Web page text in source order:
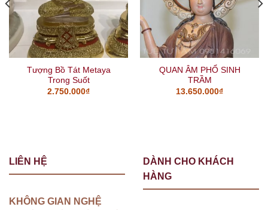
Tượng Bồ Tát Metaya
Trong Suốt
2.750.000₫
QUAN ÂM PHỔ SINH
TRẦM
13.650.000₫
LIÊN HỆ
KHÔNG GIAN NGHỆ
DÀNH CHO KHÁCH
HÀNG